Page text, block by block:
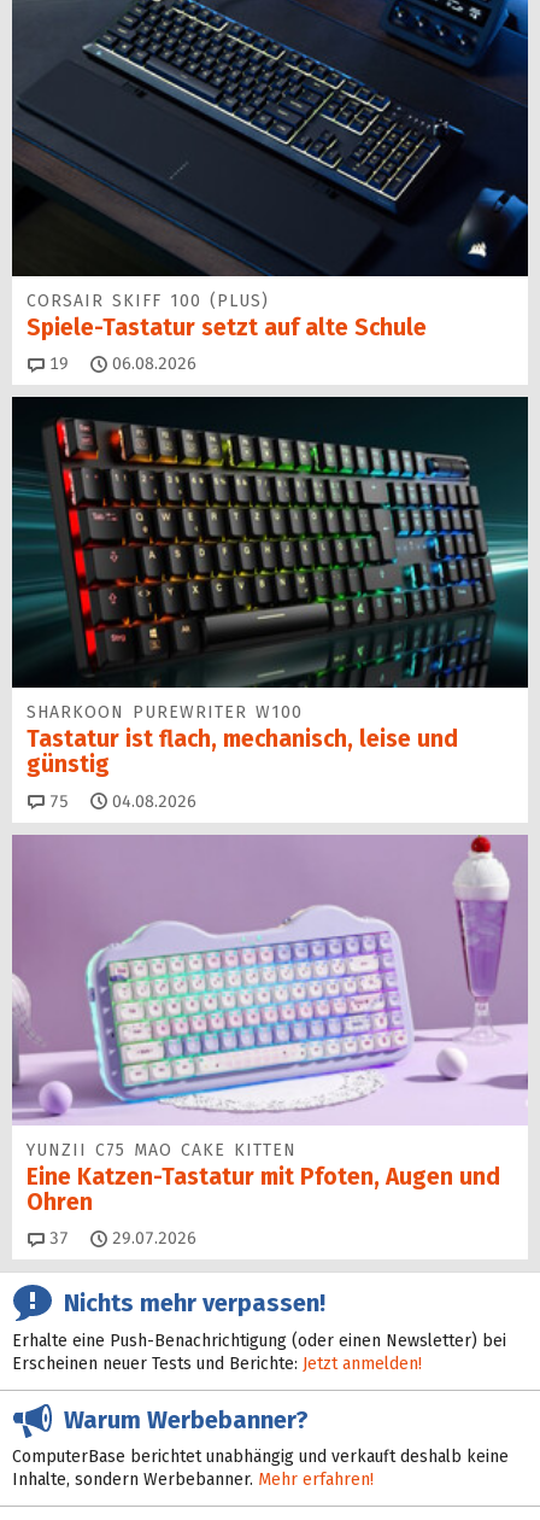
CORSAIR SKIFF 100 (PLUS)
Spiele-Tastatur setzt auf alte Schule
19 Kommentare
06.08.2026
SHARKOON PUREWRITER W100
Tastatur ist flach, mechanisch, leise und
günstig
75 Kommentare
04.08.2026
YUNZII C75 MAO CAKE KITTEN
Eine Katzen-Tastatur mit Pfoten, Augen und
Ohren
37 Kommentare
29.07.2026
Nichts mehr verpassen!
Erhalte eine Push-Benachrichtigung (oder einen Newsletter) bei
Erscheinen neuer Tests und Berichte: Jetzt anmelden!
Warum Werbebanner?
ComputerBase berichtet unabhängig und verkauft deshalb keine
Inhalte, sondern Werbebanner. Mehr erfahren!